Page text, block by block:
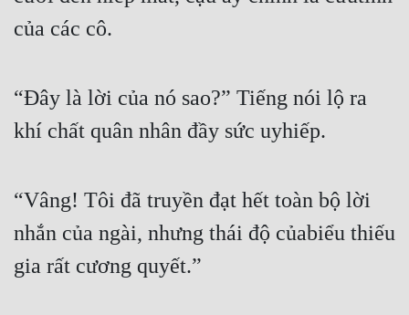
Hài Hước
Hệ Thống
Khoa Huyễn
Khoa Huyễn Không Gian
Kinh Dị
của các cô.
“Đây là lời của nó sao?” Tiếng nói lộ ra
khí chất quân nhân đầy sức uyhiếp.
“Vâng! Tôi đã truyền đạt hết toàn bộ lời
nhắn của ngài, nhưng thái độ củabiểu thiếu
gia rất cương quyết.”